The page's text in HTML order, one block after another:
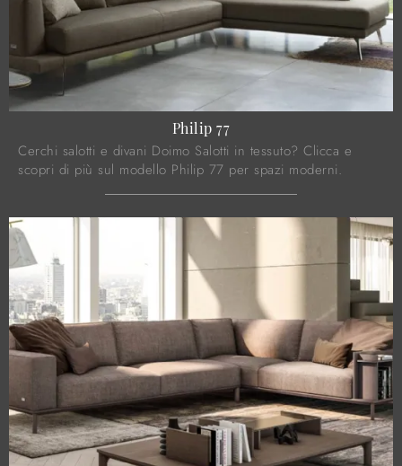
Philip 77
Cerchi salotti e divani Doimo Salotti in tessuto? Clicca e
scopri di più sul modello Philip 77 per spazi moderni.